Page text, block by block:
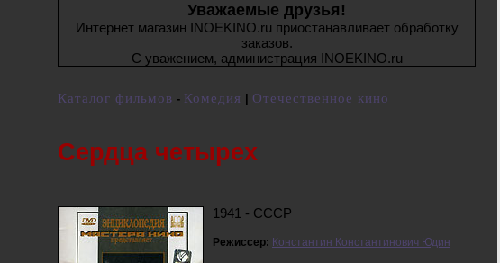
Уважаемые друзья!
Интернет магазин INOEKINO.ru приостанавливает обработку
заказов.
С уважением, администрация INOEKINO.ru
Каталог фильмов - Комедия Отечественное кино
Сердца четырех
1941 - СССР
Режиссер: Константин Константинович Юдин